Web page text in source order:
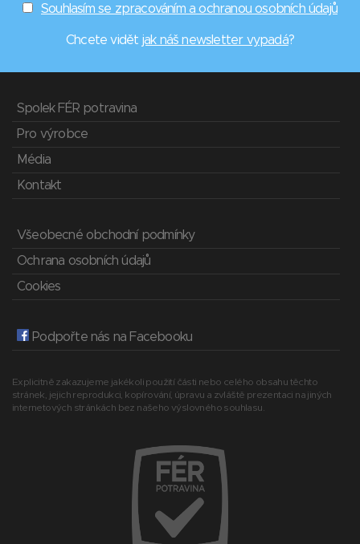
Souhlasím se zpracováním a ochranou osobních údajů
Chcete vidět jak náš newsletter vypadá?
Spolek FÉR potravina
Pro výrobce
Média
Kontakt
Všeobecné obchodní podmínky
Ochrana osobních údajů
Cookies
Podpořte nás na Facebooku
Explicitně zakazujeme jakékoli použití části nebo celého obsahu těchto
stránek, jejich reprodukci, kopírování, úpravu a zvláště prezentaci na jiných
internetových stránkách bez našeho výslovného souhlasu.